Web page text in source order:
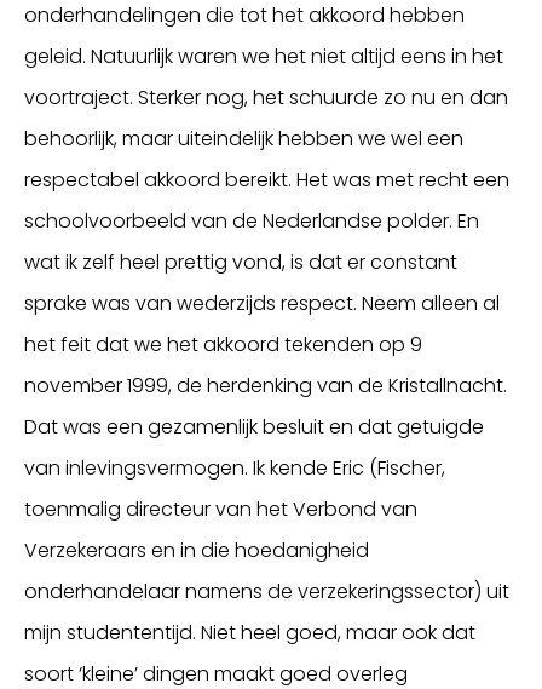
onderhandelingen die tot het akkoord hebben
geleid. Natuurlijk waren we het niet altijd eens in het
voortraject. Sterker nog, het schuurde zo nu en dan
behoorlijk, maar uiteindelijk hebben we wel een
respectabel akkoord bereikt. Het was met recht een
schoolvoorbeeld van de Nederlandse polder. En
wat ik zelf heel prettig vond, is dat er constant
sprake was van wederzijds respect. Neem alleen al
het feit dat we het akkoord tekenden op 9
november 1999, de herdenking van de Kristallnacht.
Dat was een gezamenlijk besluit en dat getuigde
van inlevingsvermogen. Ik kende Eric (Fischer,
toenmalig directeur van het Verbond van
Verzekeraars en in die hoedanigheid
onderhandelaar namens de verzekeringssector) uit
mijn studententijd. Niet heel goed, maar ook dat
soort ‘kleine’ dingen maakt goed overleg